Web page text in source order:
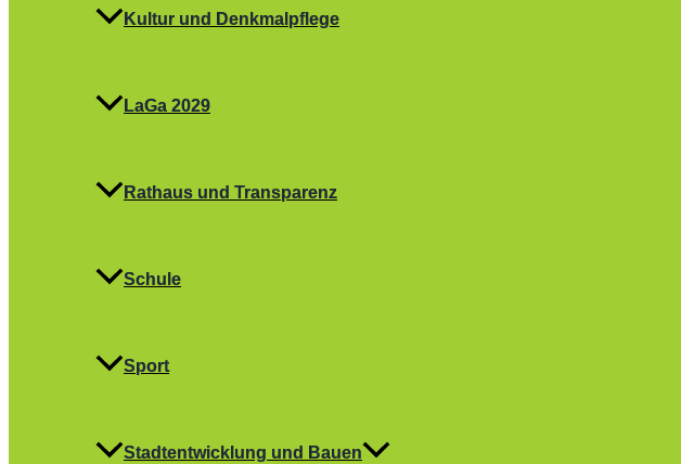
Kultur und Denkmalpflege
LaGa 2029
Rathaus und Transparenz
Schule
Sport
Stadtentwicklung und Bauen